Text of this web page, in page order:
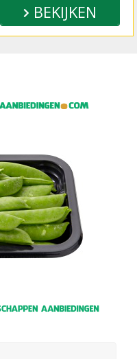
BEKIJKEN